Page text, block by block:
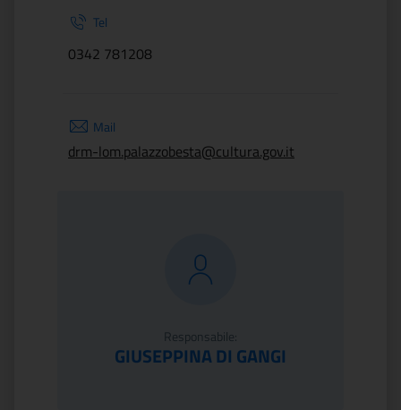
Tel
0342 781208
Mail
drm-lom.palazzobesta@cultura.gov.it
Responsabile:
GIUSEPPINA DI GANGI